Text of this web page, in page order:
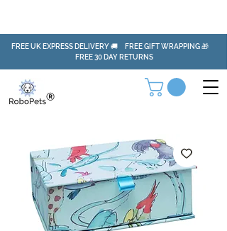
FREE UK EXPRESS DELIVERY 🚚 FREE GIFT WRAPPING 🎁
FREE 30 DAY RETURNS